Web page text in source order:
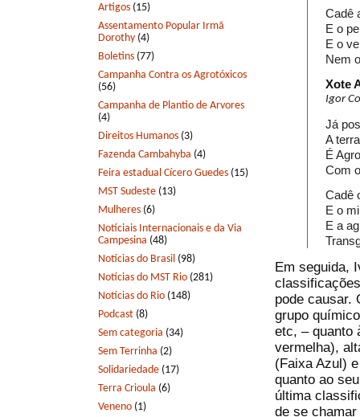
Artigos (15)
Assentamento Popular Irmã
Dorothy (4)
Boletins (77)
Campanha Contra os Agrotóxicos
(56)
Campanha de Plantio de Arvores
(4)
Direitos Humanos (3)
Fazenda Cambahyba (4)
Feira estadual Cícero Guedes (15)
MST Sudeste (13)
Mulheres (6)
Notíciais Internacionais e da Via
Campesina (48)
Notícias do Brasil (98)
Notícias do MST Rio (281)
Notícias do Rio (148)
Podcast (8)
Sem categoria (34)
Sem Terrinha (2)
Solidariedade (17)
Terra Crioula (6)
Veneno (1)
Cadê
E o
E o
Nem
Xote
Igor
Já
A
É
Com
Cadê
E o
E a
Em seguida,
pode causar.
grupo
etc, – quanto
vermelha),
(Faixa Azul)
quanto ao
última
de se